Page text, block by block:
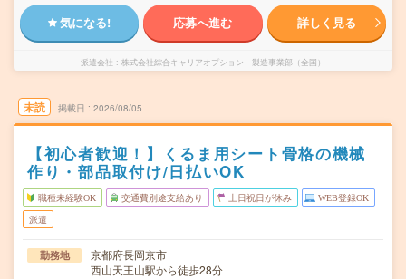
気になる! 応募へ進む 詳しく見る
派遣会社 株式会社綜合キャリアオプション 製造事業部（全国）
未読 掲載日 2026/08/05
【初心者歓迎！】くるま用シート骨格の機械
作り・部品取付け/日払いOK
職種未経験OK 交通費別途支給あり 土日祝日が休み WEB登録OK
派遣
勤務地
京都府長岡京市
西山天王山駅から徒歩28分